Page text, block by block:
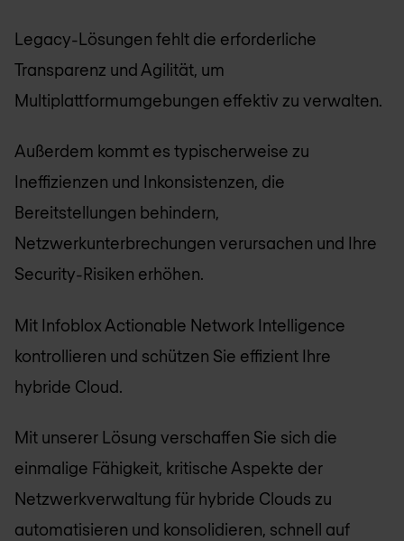
Legacy-Lösungen fehlt die erforderliche
Transparenz und Agilität, um
Multiplattformumgebungen effektiv zu verwalten.
Außerdem kommt es typischerweise zu
Ineffizienzen und Inkonsistenzen, die
Bereitstellungen behindern,
Netzwerkunterbrechungen verursachen und Ihre
Security-Risiken erhöhen.
Mit Infoblox Actionable Network Intelligence
kontrollieren und schützen Sie effizient Ihre
hybride Cloud.
Mit unserer Lösung verschaffen Sie sich die
einmalige Fähigkeit, kritische Aspekte der
Netzwerkverwaltung für hybride Clouds zu
automatisieren und konsolidieren, schnell auf